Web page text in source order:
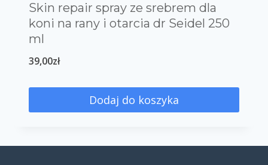
Skin repair spray ze srebrem dla
koni na rany i otarcia dr Seidel 250
ml
39,00zł
Dodaj do koszyka